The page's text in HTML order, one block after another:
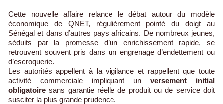
Cette nouvelle affaire relance le débat autour du modèle
économique de QNET, régulièrement pointé du doigt au
Sénégal et dans d’autres pays africains. De nombreux jeunes,
séduits par la promesse d’un enrichissement rapide, se
retrouvent souvent pris dans un engrenage d’endettement ou
d’escroquerie.
Les autorités appellent à la vigilance et rappellent que toute
activité commerciale impliquant un versement initial
obligatoire sans garantie réelle de produit ou de service doit
susciter la plus grande prudence.